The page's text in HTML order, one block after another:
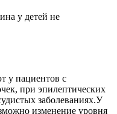
у детей не
у пациентов с
при эпилептических
заболеваниях.У
изменение уровня